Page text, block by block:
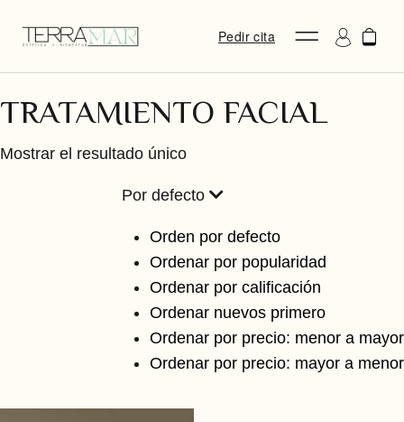
Pedir cita
TRATAMIENTO FACIAL
Mostrar el resultado único
Por defecto
Orden por defecto
Ordenar por popularidad
Ordenar por calificación
Ordenar nuevos primero
Ordenar por precio: menor a mayor
Ordenar por precio: mayor a menor